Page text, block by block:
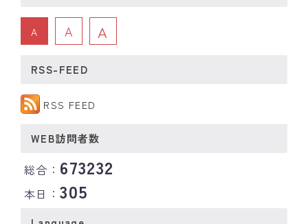
A A A
RSS-FEED
RSS FEED
WEB訪問者数
総合： 673232
本日：305